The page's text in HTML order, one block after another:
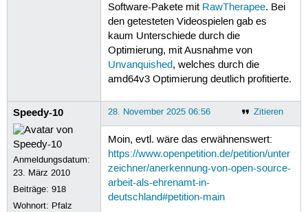
Software-Pakete mit RawTherapee. Bei
den getesteten Videospielen gab es
kaum Unterschiede durch die
Optimierung, mit Ausnahme von
Unvanquished, welches durch die
amd64v3 Optimierung deutlich profitierte.
Speedy-10
Anmeldungsdatum:
23. März 2010
Beiträge:918
Wohnort: Pfalz
Zitieren
28. November 2025 06:56
Moin, evtl. wäre das erwähnenswert:
https://www.openpetition.de/petition/unter
zeichner/anerkennung-von-open-source-
arbeit-als-ehrenamt-in-
deutschland#petition-main